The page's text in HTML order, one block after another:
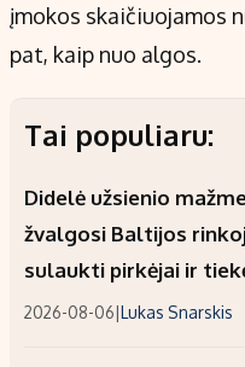
įmokos skaičiuojamos
pat, kaip nuo algos.
Tai populiaru:
Didelė užsienio
žvalgosi Baltijos
sulaukti pirkėjai ir
2026-08-06|Lukas Snarskis